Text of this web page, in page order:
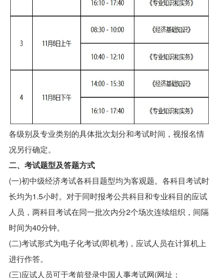
各级别及专业类别的具体批次划分和考试时间，视报名情
况另行确定。
二、考试题型及答题方式
(一)初中级经济考试各科目题型均为客观题。各科目考试时
长均为1.5小时。对于同时报考公共科目和专业科目的应试
人员，两科目考试在同一批次内分2个场次连续组织，间隔
时间为40分钟。
(二)考试形式为电子化考试(即机考)，应试人员在计算机上
进行作答。
(三)应试人员可于考前登录中国人事考试网(网址：